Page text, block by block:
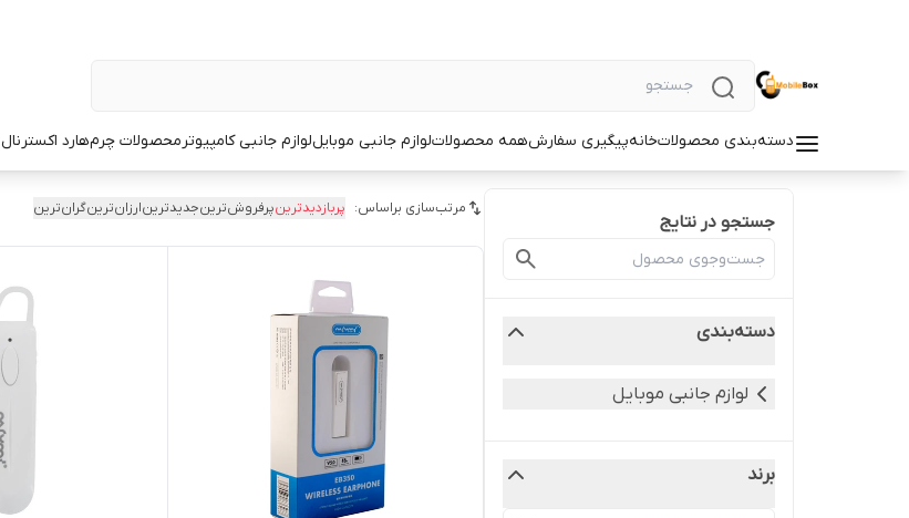
دسته‌بندی محصولاتخانهپیگیری سفارشهمه محصولاتلوازم جانبی موبایللوازم جانبی کامپیوترمحصولات چرمهارد اکسترنال
جستجو در نتایج
دسته‌بندی
لوازم جانبی موبایل
برند
مرتب‌سازی براساس: پربازدیدترینپرفروش‌ترینجدیدترینارزان‌ترینگران‌ترین